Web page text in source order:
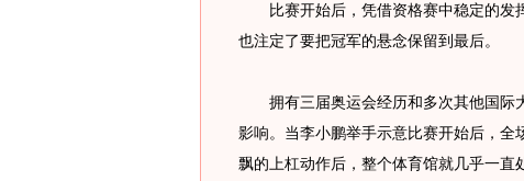
比赛开始后，凭借资格赛中稳定的发
也注定了要把冠军的悬念保留到最后。
拥有三届奥运会经历和多次其他国际
影响。当李小鹏举手示意比赛开始后，全
飘的上杠动作后，整个体育馆就几乎一